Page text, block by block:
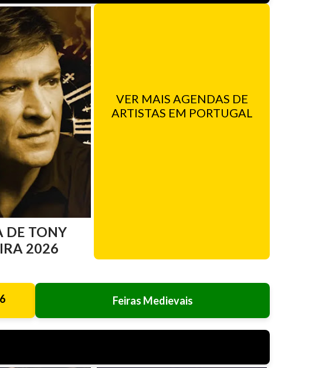
DE TONY
2026
VER MAIS AGENDAS DE
ARTISTAS EM PORTUGAL
Feiras Medievais